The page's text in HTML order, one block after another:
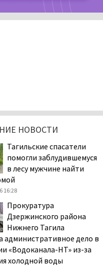
НОВОСТИ
Тагильские спасатели
помогли заблудившемуся
в лесу мужчине найти
16:28
Прокуратура
Дзержинского района
Нижнего Тагила
административное дело в
«Водоканала-НТ» из-за
холодной воды